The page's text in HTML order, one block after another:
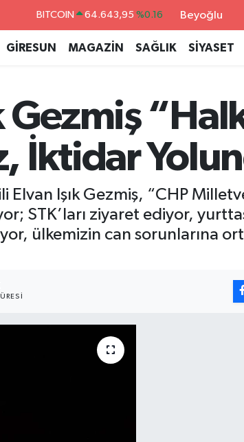
DOLAR 47,6704 %0
GRAM ALTIN 6500.87 %0.12
BİST100 13.799
Beyoğlu
GİRESUN MAGAZİN SAĞLIK SİYASET
İktidar
Işık Gezmiş, “CHP
STK’ları ziyaret ediyor,
ülkemizin can sorunlarına